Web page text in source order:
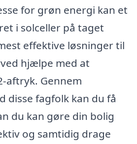
for grøn energi kan et
i solceller på taget
effektive løsninger til
hjælpe med at
aftryk. Gennem
disse fagfolk kan du få
du kan gøre din bolig
og samtidig drage